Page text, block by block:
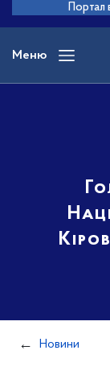
основного
вмісту
Портал
Меню
Новини